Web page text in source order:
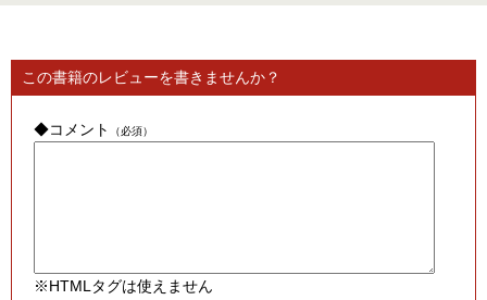
この書籍のレビューを書きませんか？
◆コメント （必須）
※HTMLタグは使えません